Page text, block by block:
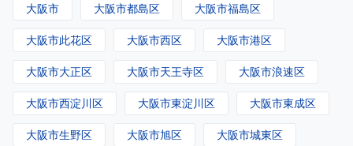
大阪市 大阪市都島区 大阪市福島区
大阪市此花区 大阪市西区 大阪市港区
大阪市大正区 大阪市天王寺区 大阪市浪速区
大阪市西淀川区 大阪市東淀川区 大阪市東成区
大阪市生野区 大阪市旭区 大阪市城東区